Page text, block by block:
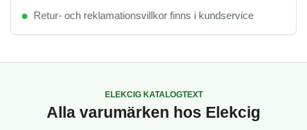
Retur- och reklamationsvillkor finns i kundservice
ELEKCIG KATALOGTEXT
Alla varumärken hos Elekcig